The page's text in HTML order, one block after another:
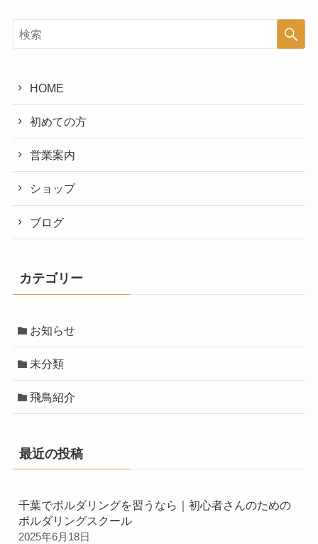
HOME
初めての方
営業案内
ショップ
ブログ
カテゴリー
お知らせ
未分類
飛鳥紹介
最近の投稿
千葉でボルダリングを習うなら｜初心者さんのための
ボルダリングスクール
2025年6月18日